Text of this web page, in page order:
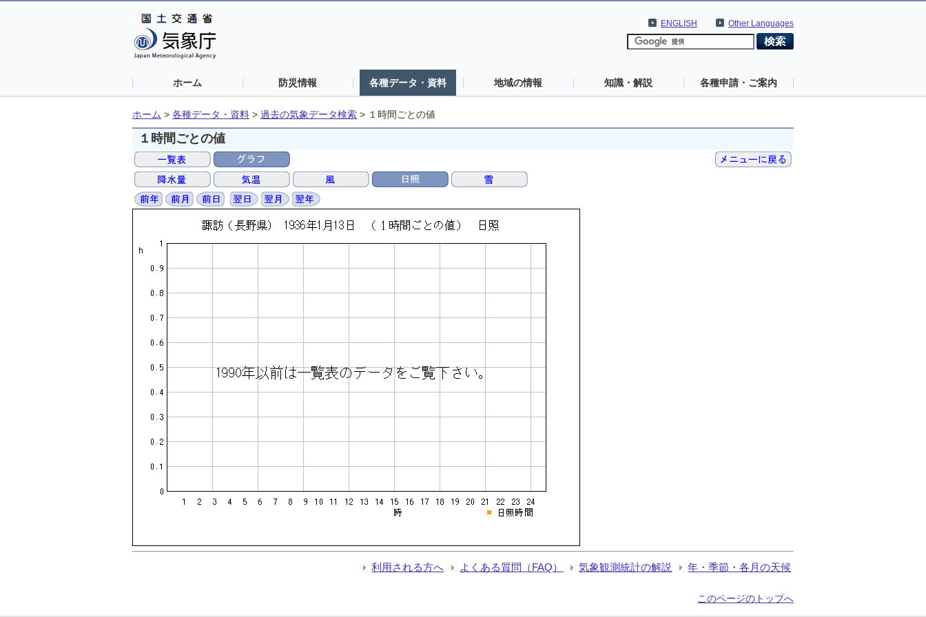
Other Languages
ENGLISH
ホーム 防災情報 各種データ・資料 地域の情報 知識・解説 各種申請・ご案内
ホーム > 各種データ・資料 > 過去の気象データ検索 > １時間ごとの値
１時間ごとの値
利用される方へ よくある質問（FAQ） 気象観測統計の解説 年・季節・各月の天候
このページのトップへ